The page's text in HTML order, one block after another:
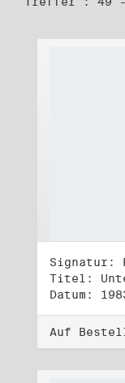
Signatur:
Datum:
Auf